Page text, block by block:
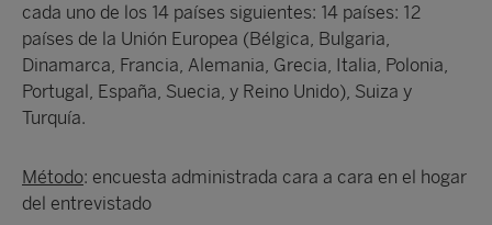
cada uno de los 14 países siguientes: 14 países: 12
países de la Unión Europea (Bélgica, Bulgaria,
Dinamarca, Francia, Alemania, Grecia, Italia, Polonia,
Portugal, España, Suecia, y Reino Unido), Suiza y
Turquía.
Método: encuesta administrada cara a cara en el hogar
del entrevistado